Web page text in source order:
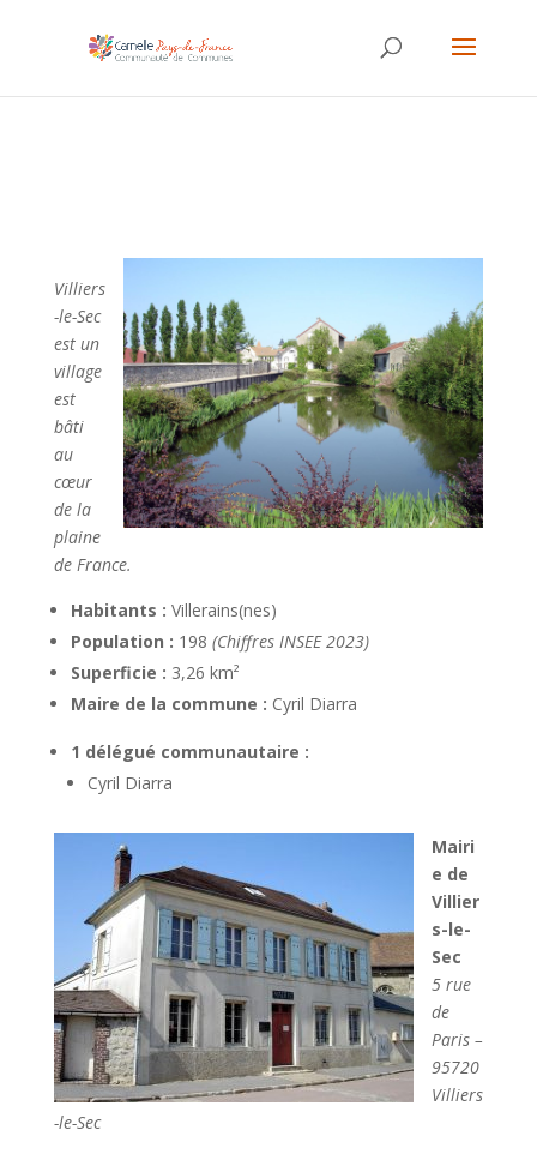
Villiers
-le-Sec
est un
village
est
bâti
au
cœur
de la
plaine
de France.
Habitants : Villerains(nes)
Population : 198 (Chiffres INSEE 2023)
Superficie : 3,26 km²
Maire de la commune : Cyril Diarra
1 délégué communautaire :
Cyril Diarra
Mairi
e de
Villier
s-le-
Sec
5 rue
de
Paris –
95720
Villiers
-le-Sec